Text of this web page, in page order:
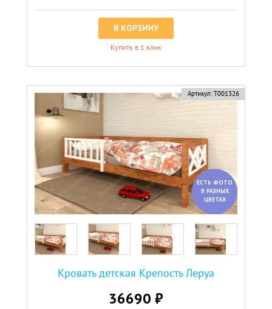
В КОРЗИНУ
Купить в 1 клик
Артикул: Т001326
ЕСТЬ ФОТО
В РАЗНЫХ
ЦВЕТАХ
Кровать детская Крепость Леруа
36690 ₽